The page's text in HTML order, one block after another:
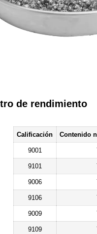
de rendimiento
Calificación Contenido
9001
9101
9006
9106
9009
9109